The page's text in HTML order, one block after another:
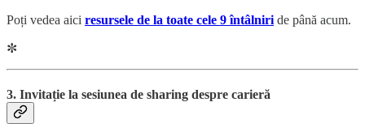
Poți vedea aici resursele de la toate cele 9 întâlniri de până acum.
✼
3. Invitație la sesiunea de sharing despre carieră